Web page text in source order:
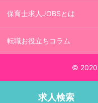
保育士求人JOBSとは
転職お役立ちコラム
© 2020
求人検索